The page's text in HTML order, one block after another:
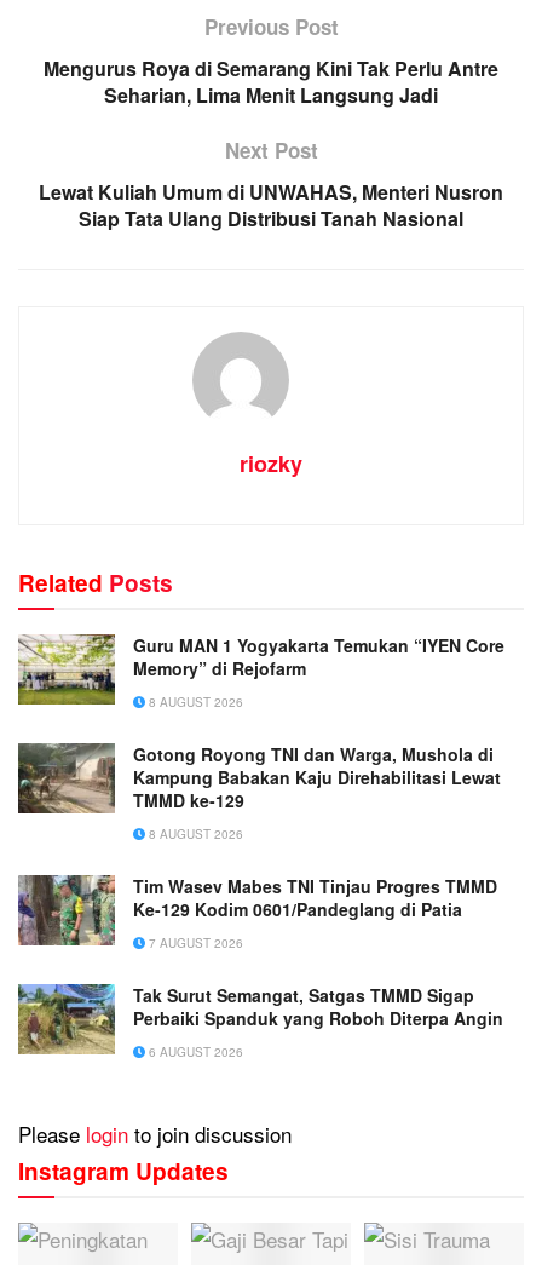
Previous Post
Mengurus Roya di Semarang Kini Tak Perlu Antre
Seharian, Lima Menit Langsung Jadi
Next Post
Lewat Kuliah Umum di UNWAHAS, Menteri Nusron
Siap Tata Ulang Distribusi Tanah Nasional
riozky
Related Posts
Guru MAN 1 Yogyakarta Temukan “IYEN Core
Memory” di Rejofarm
8 AUGUST 2026
Gotong Royong TNI dan Warga, Mushola di
Kampung Babakan Kaju Direhabilitasi Lewat
TMMD ke-129
8 AUGUST 2026
Tim Wasev Mabes TNI Tinjau Progres TMMD
Ke-129 Kodim 0601/Pandeglang di Patia
7 AUGUST 2026
Tak Surut Semangat, Satgas TMMD Sigap
Perbaiki Spanduk yang Roboh Diterpa Angin
6 AUGUST 2026
Please login to join discussion
Instagram Updates